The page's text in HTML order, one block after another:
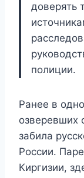
доверять
полиции.
Ранее в
озверевших
забила
России.
Киргизии,